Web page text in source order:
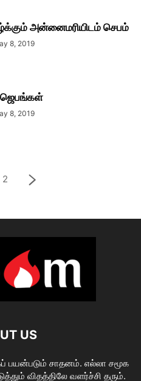
அன்னைமரியிடம் செபம்
8, 2019
ஜெபங்கள்
8, 2019
2
US
பயன்படும் சாதனம். எல்லா சமூக
விதத்திலே வளர்ச்சி தரும்.